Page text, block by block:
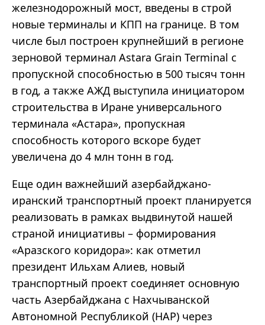
железнодорожный мост, введены в строй
новые терминалы и КПП на границе. В том
числе был построен крупнейший в регионе
зерновой терминал Astara Grain Terminal с
пропускной способностью в 500 тысяч тонн
в год, а также АЖД выступила инициатором
строительства в Иране универсального
терминала «Астара», пропускная
способность которого вскоре будет
увеличена до 4 млн тонн в год.
Еще один важнейший азербайджано-
иранский транспортный проект планируется
реализовать в рамках выдвинутой нашей
страной инициативы – формирования
«Аразского коридора»: как отметил
президент Ильхам Алиев, новый
транспортный проект соединяет основную
часть Азербайджана с Нахчыванской
Автономной Республикой (НАР) через